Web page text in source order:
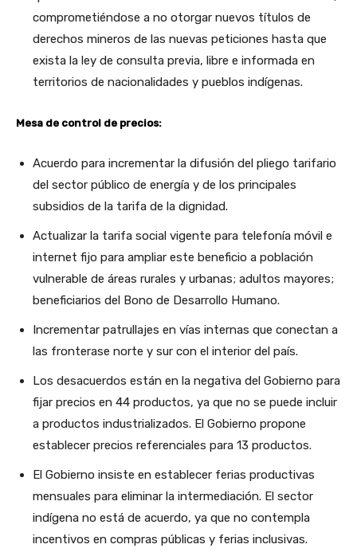
comprometiéndose a no otorgar nuevos títulos de
derechos mineros de las nuevas peticiones hasta que
exista la ley de consulta previa, libre e informada en
territorios de nacionalidades y pueblos indígenas.
Mesa de control de precios:
Acuerdo para incrementar la difusión del pliego tarifario
del sector público de energía y de los principales
subsidios de la tarifa de la dignidad.
Actualizar la tarifa social vigente para telefonía móvil e
internet fijo para ampliar este beneficio a población
vulnerable de áreas rurales y urbanas; adultos mayores;
beneficiarios del Bono de Desarrollo Humano.
Incrementar patrullajes en vías internas que conectan a
las fronterase norte y sur con el interior del país.
Los desacuerdos están en la negativa del Gobierno para
fijar precios en 44 productos, ya que no se puede incluir
a productos industrializados. El Gobierno propone
establecer precios referenciales para 13 productos.
El Gobierno insiste en establecer ferias productivas
mensuales para eliminar la intermediación. El sector
indígena no está de acuerdo, ya que no contempla
incentivos en compras públicas y ferias inclusivas.